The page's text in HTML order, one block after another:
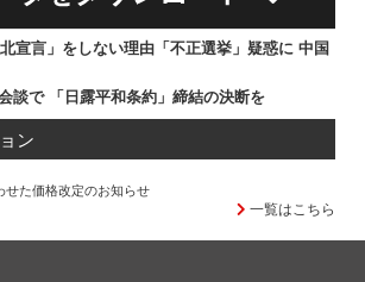
宣言」をしない理由「不正選挙」疑惑に 中国
談で 「日露平和条約」締結の決断を
ン
た価格改定のお知らせ
一覧はこちら